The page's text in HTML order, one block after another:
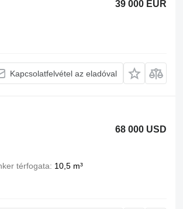
39 000 EUR
Kapcsolatfelvétel az eladóval
68 000 USD
térfogata 10,5 m³